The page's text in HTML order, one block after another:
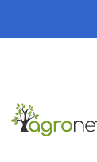
Pasar al